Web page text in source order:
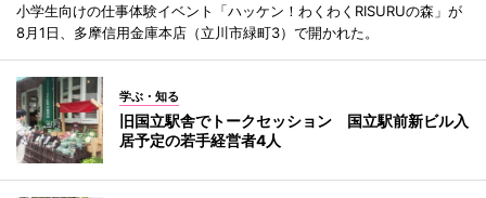
小学生向けの仕事体験イベント「ハッケン！わくわくRISURUの森」が
8月1日、多摩信用金庫本店（立川市緑町3）で開かれた。
学ぶ・知る
旧国立駅舎でトークセッション 国立駅前新ビル入
居予定の若手経営者4人